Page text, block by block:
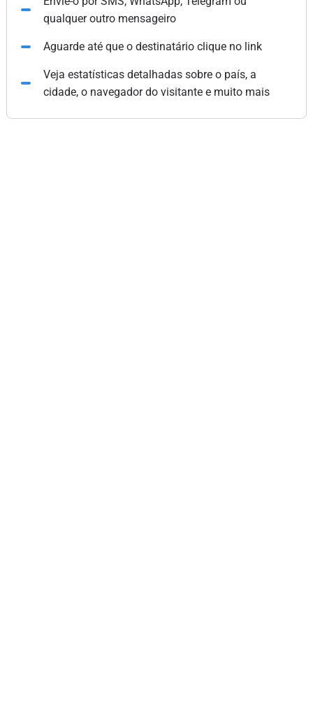
qualquer outro mensageiro
Aguarde até que o destinatário clique no link
Veja estatísticas detalhadas sobre o país, a
cidade, o navegador do visitante e muito mais